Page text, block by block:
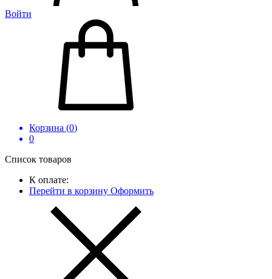
Войти
Корзина (0)
0
Список товаров
К оплате:
Перейти в корзину Оформить